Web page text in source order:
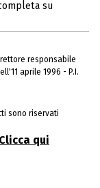
su
responsabile
aprile 1996 - P.I.
sono riservati
Clicca qui